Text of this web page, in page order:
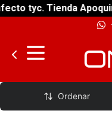
tyc. Tienda
Caja De Herramientas
Ordenar